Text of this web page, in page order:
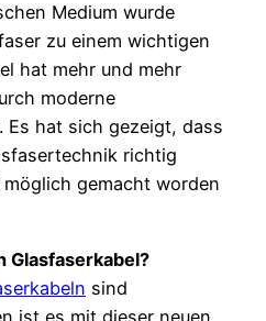
Medium wurde
zu einem wichtigen
hat mehr und mehr
moderne
Es hat sich gezeigt, dass
richtig
gemacht worden
Glasfaserkabel?
sind
ist es mit dieser neuen